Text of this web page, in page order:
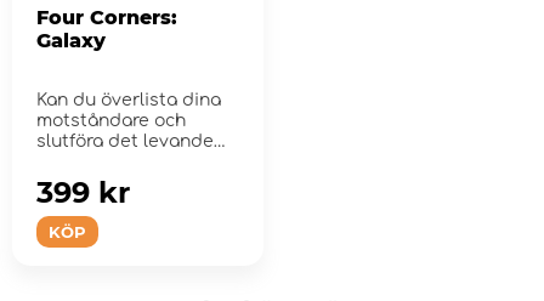
Four Corners:
Galaxy
Kan du överlista dina
motståndare och
slutföra det levande
KÖP
399 kr